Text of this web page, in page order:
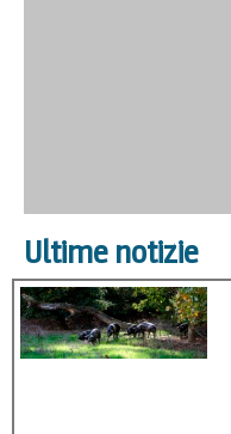
Ultime notizie